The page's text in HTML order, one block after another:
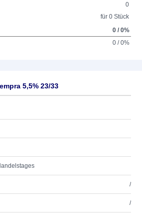
0
für 0 Stück
0 / 0%
0 / 0%
5,5% 23/33
/
/